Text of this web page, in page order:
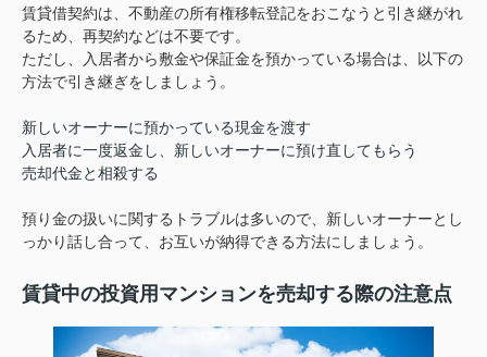
賃貸借契約は、不動産の所有権移転登記をおこなうと引き継がれ
るため、再契約などは不要です。
ただし、入居者から敷金や保証金を預かっている場合は、以下の
方法で引き継ぎをしましょう。
新しいオーナーに預かっている現金を渡す
入居者に一度返金し、新しいオーナーに預け直してもらう
売却代金と相殺する
預り金の扱いに関するトラブルは多いので、新しいオーナーとし
っかり話し合って、お互いが納得できる方法にしましょう。
賃貸中の投資用マンションを売却する際の注意点